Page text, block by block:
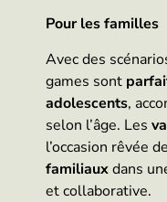
Pour les familles
Avec des
games sont
adolescents,
selon l’âge. Les
l’occasion rêvée de
familiauxdans
et collaborative.